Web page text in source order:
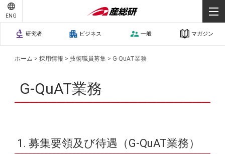
ENG
研究者 ビジネス 一般 マガジン
ホーム >採用情報 >技術職員募集 > G-QuAT業務
G-QuAT業務
1. 募集要領及び待遇（G-QuAT業務）